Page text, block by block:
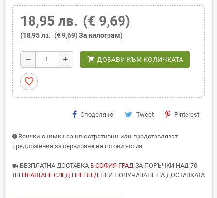
18,95 лв. (€ 9,69)
(18,95 лв. (€ 9,69) За килограм)
remove add shopping_cart ДОБАВИ КЪМ КОЛИЧКАТА
favorite_border
Споделяне Tweet Pinterest
Всички снимки са илюстративни или представляват
предложения за сервиране на готови ястия
local_shipping БЕЗПЛАТНА ДОСТАВКА В СОФИЯ ГРАД ЗА ПОРЪЧКИ НАД 70
ЛВ ПЛАЩАНЕ СЛЕД ПРЕГЛЕД ПРИ ПОЛУЧАВАНЕ НА ДОСТАВКАТА